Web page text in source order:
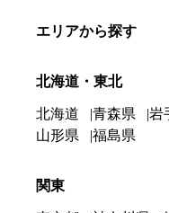
エリアから探す
北海道・東北
北海道 青森県 岩
山形県
福島県
関東